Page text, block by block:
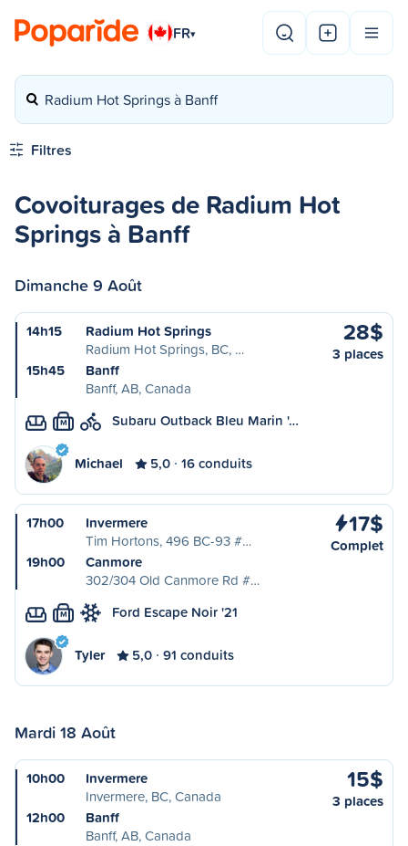
FR▾
Radium Hot Springs à Banff
Filtres
Covoiturages de Radium Hot
Springs à Banff
Dimanche 9 Août
14h15
Radium Hot Springs
Radium Hot Springs, BC, …
15h45
Banff
Banff, AB, Canada
28$
3 places
M Subaru Outback Bleu Marin '…
Michael 5,0 16 conduits
17h00
Invermere
Tim Hortons, 496 BC-93 #…
19h00
Canmore
302/304 Old Canmore Rd #…
17$
Complet
M Ford Escape Noir '21
Tyler 5,0 91 conduits
Mardi 18 Août
10h00
Invermere
Invermere, BC, Canada
12h00
Banff
Banff, AB, Canada
15$
3 places